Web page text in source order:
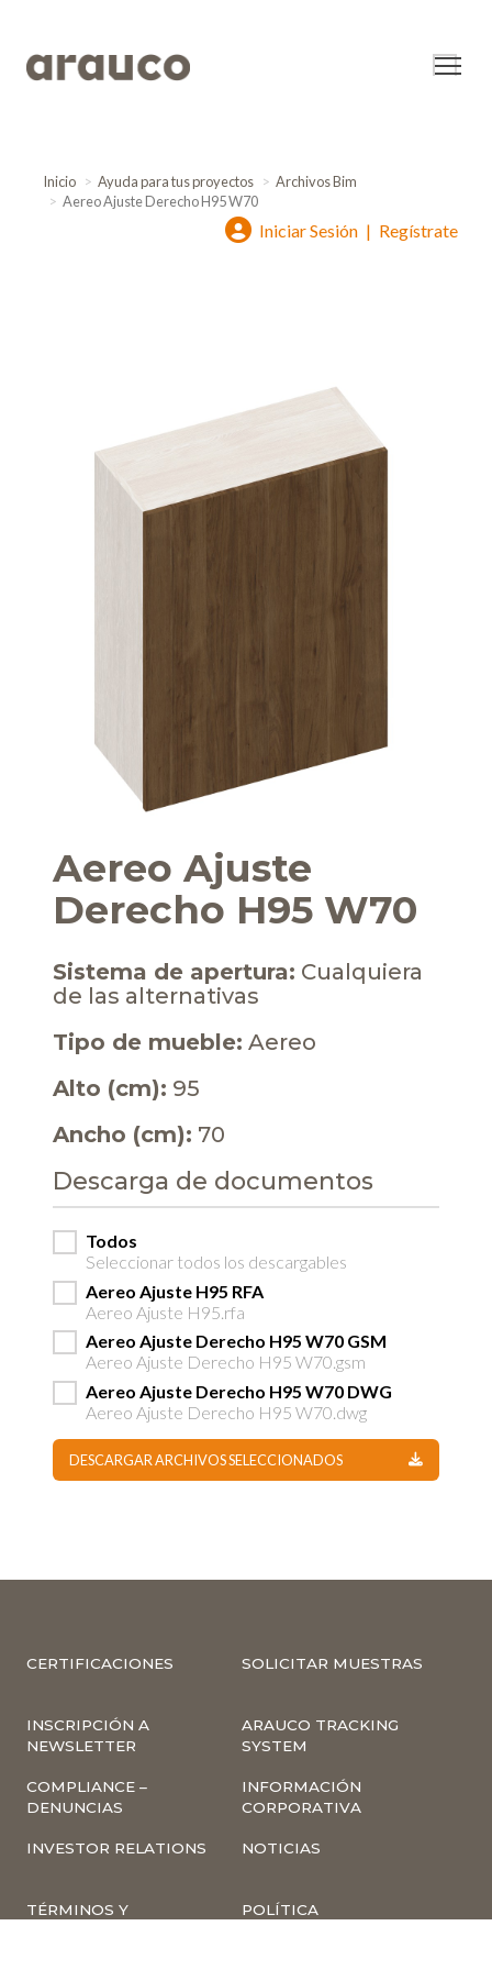
Inicio Ayuda para tus proyectos
Archivos Bim
Aereo Ajuste Derecho H95 W70
Iniciar Sesión | Regístrate
Aereo Ajuste
Derecho H95 W70
Sistema de apertura: Cualquiera
de las alternativas
Tipo de mueble: Aereo
Alto (cm): 95
Ancho (cm): 70
Descarga de documentos
Todos
Seleccionar todos los descargables
Aereo Ajuste H95 RFA
Aereo Ajuste H95.rfa
Aereo Ajuste Derecho H95 W70 GSM
Aereo Ajuste Derecho H95 W70.gsm
Aereo Ajuste Derecho H95 W70 DWG
Aereo Ajuste Derecho H95 W70.dwg
DESCARGAR ARCHIVOS SELECCIONADOS
CERTIFICACIONES SOLICITAR MUESTRAS
INSCRIPCIÓN A
NEWSLETTER
ARAUCO TRACKING
SYSTEM
COMPLIANCE –
DENUNCIAS
INFORMACIÓN
CORPORATIVA
INVESTOR RELATIONS NOTICIAS
TÉRMINOS Y
POLÍTICA